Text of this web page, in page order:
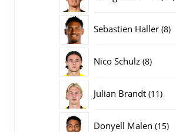
Sebastien Haller 88
Nico Schulz 88
Julian Brandt 1111
Donyell Malen 1515